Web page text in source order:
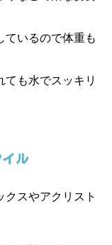
ているので体重も
も水でスッキリ
イル
スやアクリスト